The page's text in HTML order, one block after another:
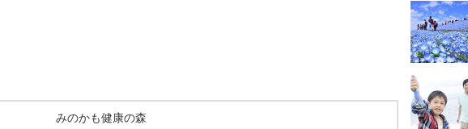
みのかも健康の森